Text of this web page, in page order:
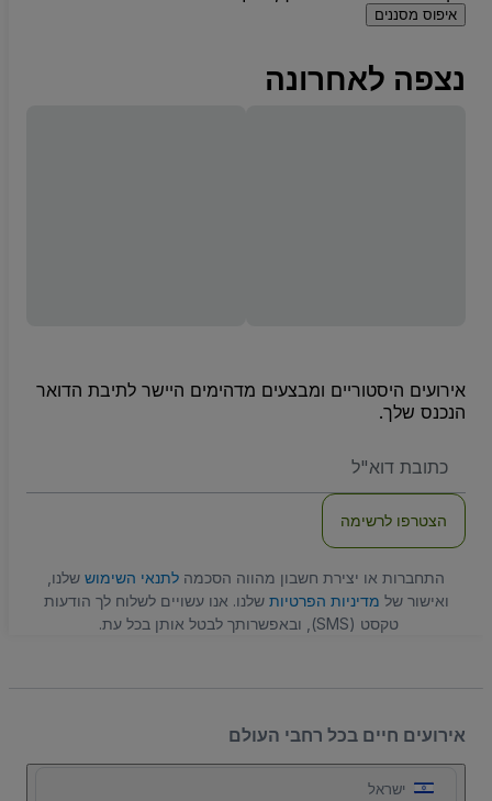
איפוס מסננים
נצפה לאחרונה
אירועים היסטוריים ומבצעים מדהימים היישר לתיבת הדואר
הנכנס שלך.
שלכם
הצטרפו לרשימה
התחברות או יצירת חשבון מהווה הסכמה לתנאי השימוש שלנו,
ואישור של מדיניות הפרטיות שלנו. אנו עשויים לשלוח לך הודעות
טקסט (SMS), ובאפשרותך לבטל אותן בכל עת.
אירועים חיים בכל רחבי העולם
ישראל